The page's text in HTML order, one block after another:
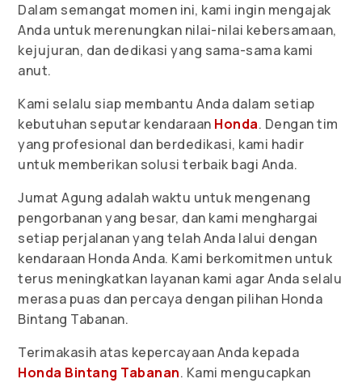
Dalam semangat momen ini, kami ingin mengajak
Anda untuk merenungkan nilai-nilai kebersamaan,
kejujuran, dan dedikasi yang sama-sama kami
anut.
Kami selalu siap membantu Anda dalam setiap
kebutuhan seputar kendaraan Honda. Dengan tim
yang profesional dan berdedikasi, kami hadir
untuk memberikan solusi terbaik bagi Anda.
Jumat Agung adalah waktu untuk mengenang
pengorbanan yang besar, dan kami menghargai
setiap perjalanan yang telah Anda lalui dengan
kendaraan Honda Anda. Kami berkomitmen untuk
terus meningkatkan layanan kami agar Anda selalu
merasa puas dan percaya dengan pilihan Honda
Bintang Tabanan.
Terimakasih atas kepercayaan Anda kepada
Honda Bintang Tabanan. Kami mengucapkan